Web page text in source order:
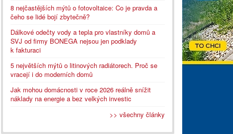
8 nejčastějších mýtů o fotovoltaice: Co je pravda a
čeho se lidé bojí zbytečně?
Dálkové odečty vody a tepla pro vlastníky domů a
SVJ od firmy BONEGA nejsou jen podklady
k fakturaci
5 největších mýtů o litinových radiátorech. Proč se
vracejí i do moderních domů
Jak mohou domácnosti v roce 2026 reálně snížit
náklady na energie a bez velkých investic
>> všechny články